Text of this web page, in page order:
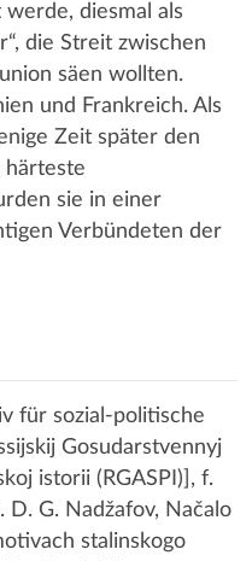
diesmal als
die Streit zwischen
säen wollten.
und Frankreich. Als
Zeit später den
härteste
sie in einer
Verbündeten der
für sozial-politische
Gosudarstvennyj
istorii (RGASPI)], f.
D. G. Nadžafov, Načalo
stalinskogo